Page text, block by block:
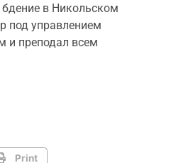
в Никольском
под управлением
и преподал всем
Print